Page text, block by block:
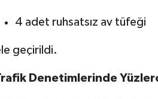
4 adet ruhsatsız av tüfeği
geçirildi.
Denetimlerinde